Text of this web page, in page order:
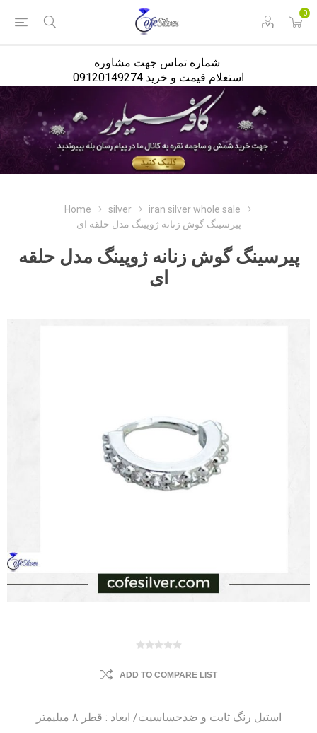
0
استعلام قیمت و خرید 09120149274
Home silver
iran silver whole sale
پیرسینگ گوش زنانه ژوپینگ مدل حلقه ای
پیرسینگ گوش زنانه ژوپینگ مدل حلقه
ای
ADD TO COMPARE LIST
استیل رنگ ثابت و ضدحساسیت/ ابعاد : قطر ۸ میلیمتر